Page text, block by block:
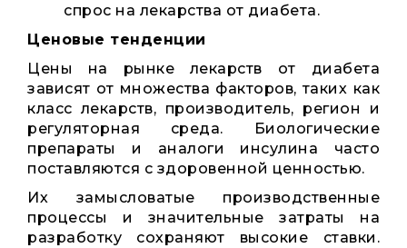
спрос на лекарства от диабета.
Ценовые тенденции
Цены на рынке лекарств от диабета
зависят от множества факторов, таких как
класс лекарств, производитель, регион и
регуляторная среда. Биологические
препараты и аналоги инсулина часто
поставляются с здоровенной ценностью.
Их замысловатые производственные
процессы и значительные затраты на
разработку сохраняют высокие ставки.